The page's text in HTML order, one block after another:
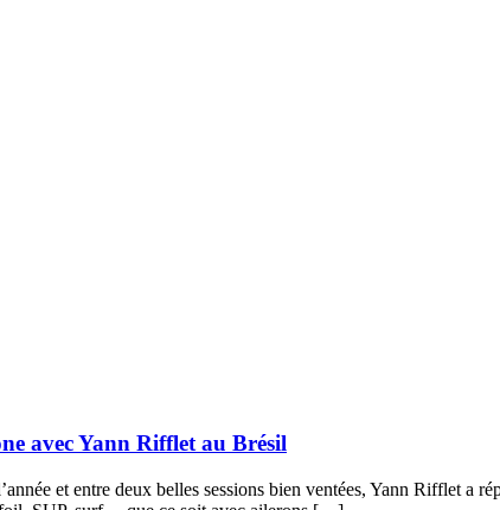
avec Yann Rifflet au Brésil
et entre deux belles sessions bien ventées, Yann Rifflet a